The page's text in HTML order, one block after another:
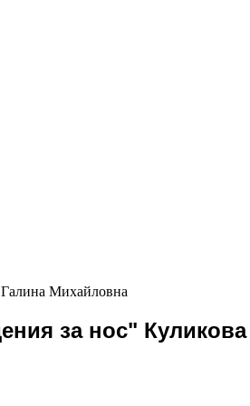
Михайловна
за нос"